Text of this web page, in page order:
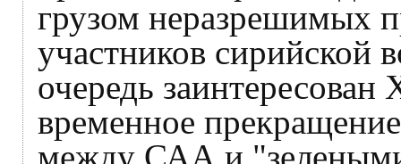
грузом неразрешимых
участников сирийской
очередь заинтересован
временное